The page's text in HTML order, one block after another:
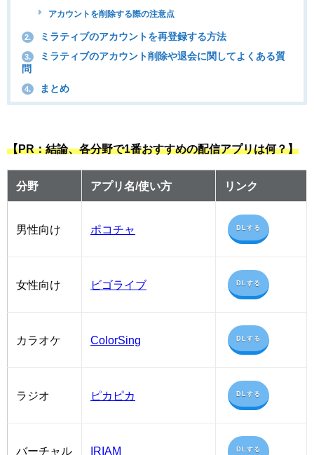
アカウントを削除する際の注意点
2. ミラティブのアカウントを再登録する方法
3.
ミラティブのアカウント削除や退会に関してよくある質
問
4. まとめ
【PR：結論、各分野で1番おすすめの配信アプリは何？】
分野 アプリ名/使い方 リンク
男性向け ポコチャ DLする
女性向け ビゴライブ DLする
カラオケ ColorSing DLする
ラジオ ピカピカ DLする
バーチャル IRIAM DLする